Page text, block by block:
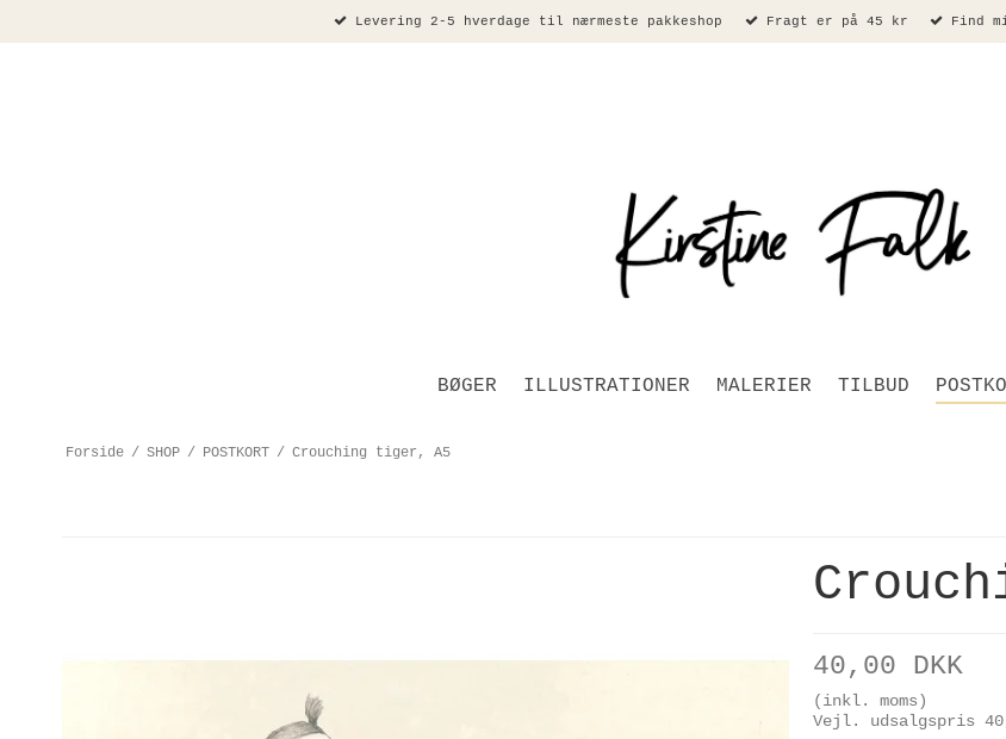
Levering 2-5 hverdage til nærmeste pakkeshop Fragt er på 45 kr Find
BØGER ILLUSTRATIONER MALERIER TILBUD
Forside / SHOP / POSTKORT / Crouching tiger, A5
40,00 DKK
(inkl. moms)
Vejl. udsalgspris